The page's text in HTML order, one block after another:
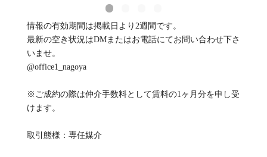
情報の有効期間は掲載日より2週間です。
最新の空き状況はDMまたはお電話にてお問い合わせ下さ
いませ。
@office1_nagoya
※ご成約の際は仲介手数料として賃料の1ヶ月分を申し受
けます。
取引態様：専任媒介